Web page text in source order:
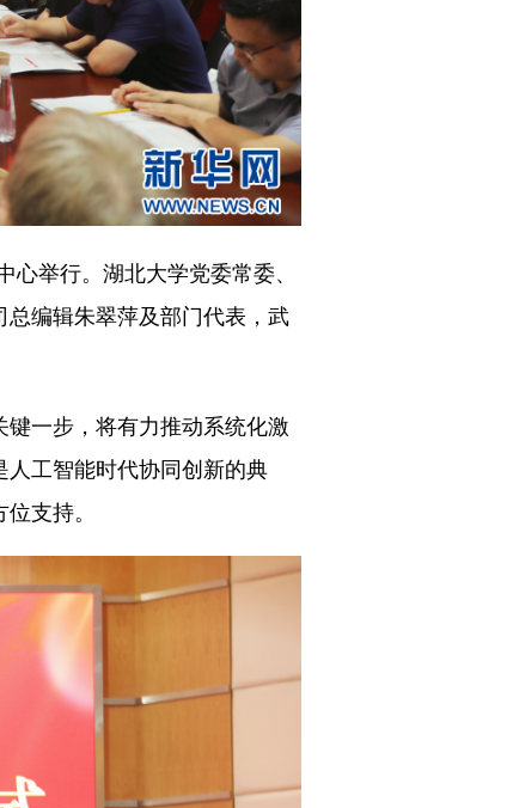
举行。湖北大学党委常委、
编辑朱翠萍及部门代表，武
一步，将有力推动系统化激
工智能时代协同创新的典
支持。